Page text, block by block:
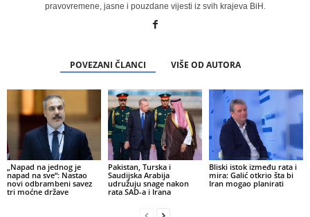
pravovremene, jasne i pouzdane vijesti iz svih krajeva BiH.
POVEZANI ČLANCI VIŠE OD AUTORA
„Napad na jednog je
napad na sve“: Nastao
novi odbrambeni savez
tri moćne države
Pakistan, Turska i
Saudijska Arabija
udružuju snage nakon
rata SAD-a i Irana
Bliski istok između rata i
mira: Galić otkrio šta bi
Iran mogao planirati